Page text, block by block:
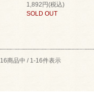
1,892円(税込)
SOLD OUT
16商品中 / 1-16件表示